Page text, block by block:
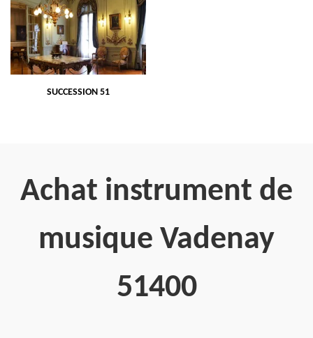
SUCCESSION 51
Achat instrument de
musique Vadenay
51400